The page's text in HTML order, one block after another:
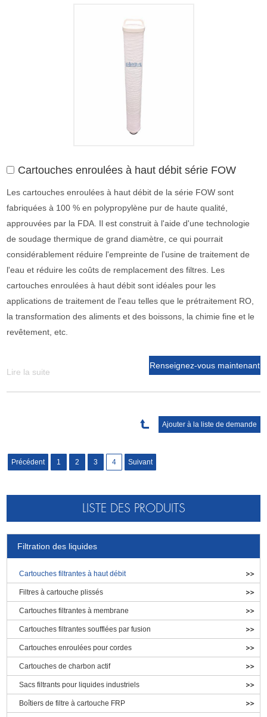
Cartouches enroulées à haut débit série FOW
Les cartouches enroulées à haut débit de la série FOW sont
fabriquées à 100 % en polypropylène pur de haute qualité,
approuvées par la FDA. Il est construit à l'aide d'une technologie
de soudage thermique de grand diamètre, ce qui pourrait
considérablement réduire l'empreinte de l'usine de traitement de
l'eau et réduire les coûts de remplacement des filtres. Les
cartouches enroulées à haut débit sont idéales pour les
applications de traitement de l'eau telles que le prétraitement RO,
la transformation des aliments et des boissons, la chimie fine et le
revêtement, etc.
Lire la suite
Renseignez-vous maintenant
Précédent 1 2 3 4 Suivant
LISTE DES PRODUITS
Filtration des liquides
Cartouches filtrantes à haut débit
Filtres à cartouche plissés
Cartouches filtrantes à membrane
Cartouches filtrantes soufflées par fusion
Cartouches enroulées pour cordes
Cartouches de charbon actif
Sacs filtrants pour liquides industriels
Boîtiers de filtre à cartouche FRP